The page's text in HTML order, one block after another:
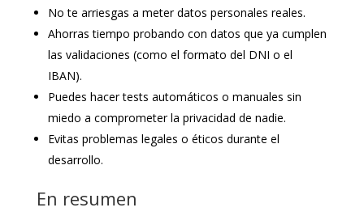
No te arriesgas a meter datos personales reales.
Ahorras tiempo probando con datos que ya cumplen
las validaciones (como el formato del DNI o el
IBAN).
Puedes hacer tests automáticos o manuales sin
miedo a comprometer la privacidad de nadie.
Evitas problemas legales o éticos durante el
desarrollo.
En resumen